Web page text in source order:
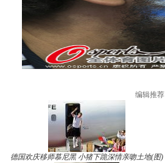
编辑推荐
德国欢庆移师慕尼黑 小猪下跪深情亲吻土地(图)